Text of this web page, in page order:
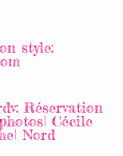
style:
Réservation
Cécile
Nord